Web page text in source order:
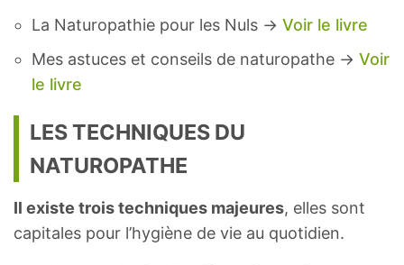
La Naturopathie pour les Nuls → Voir le livre
Mes astuces et conseils de naturopathe → Voir
le livre
LES TECHNIQUES DU
NATUROPATHE
Il existe trois techniques majeures, elles sont
capitales pour l’hygiène de vie au quotidien.